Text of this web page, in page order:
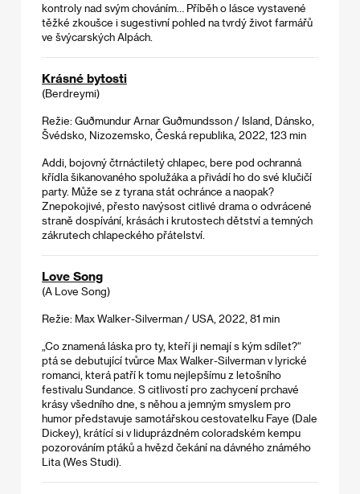
kontroly nad svým chováním… Příběh o lásce vystavené
těžké zkoušce i sugestivní pohled na tvrdý život farmářů
ve švýcarských Alpách.
Krásné bytosti
(Berdreymi)
Režie: Guðmundur Arnar Guðmundsson / Island, Dánsko,
Švédsko, Nizozemsko, Česká republika, 2022, 123 min
Addi, bojovný čtrnáctiletý chlapec, bere pod ochranná
křídla šikanovaného spolužáka a přivádí ho do své klučičí
party. Může se z tyrana stát ochránce a naopak?
Znepokojivé, přesto navýsost citlivé drama o odvrácené
straně dospívání, krásách i krutostech dětství a temných
zákrutech chlapeckého přátelství.
Love Song
(A Love Song)
Režie: Max Walker-Silverman / USA, 2022, 81 min
„Co znamená láska pro ty, kteří ji nemají s kým sdílet?“
ptá se debutující tvůrce Max Walker-Silverman v lyrické
romanci, která patří k tomu nejlepšímu z letošního
festivalu Sundance. S citlivostí pro zachycení prchavé
krásy všedního dne, s něhou a jemným smyslem pro
humor představuje samotářskou cestovatelku Faye (Dale
Dickey), krátící si v liduprázdném coloradském kempu
pozorováním ptáků a hvězd čekání na dávného známého
Lita (Wes Studi).